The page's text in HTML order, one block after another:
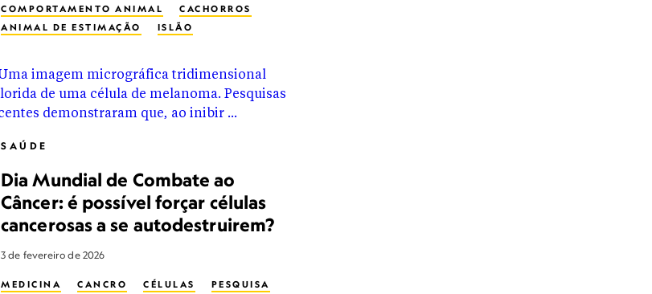
COMPORTAMENTO ANIMAL
CACHORROS
ANIMAL DE ESTIMAÇÃO
ISLÃO
SAÚDE
Dia Mundial de Combate ao
Câncer: é possível forçar células
cancerosas a se autodestruirem?
3 de fevereiro de 2026
MEDICINA CANCRO CÉLULAS PESQUISA